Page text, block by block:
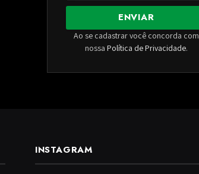
ENVIAR
Ao se cadastrar você concorda com
nossa Política de Privacidade.
INSTAGRAM